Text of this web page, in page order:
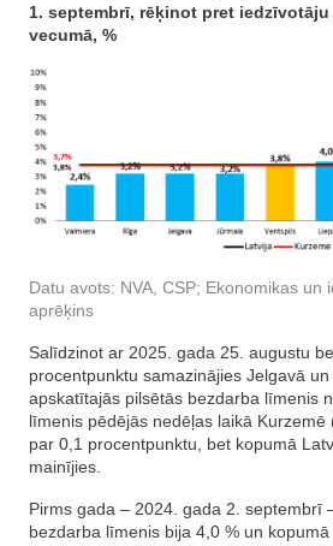
1. septembrī, rēķinot pret
vecumā, %
Datu avots: NVA, CSP; Ekonomikas un
aprēķins
Salīdzinot ar 2025. gada 25. augustu
procentpunktu samazinājies Jelgavā
apskatītajās pilsētās bezdarba līmenis
līmenis pēdējās nedēļas laikā Kurzemē
par 0,1 procentpunktu, bet kopumā
mainījies.
Pirms gada – 2024. gada 2. septembrī
bezdarba līmenis bija 4,0 % un